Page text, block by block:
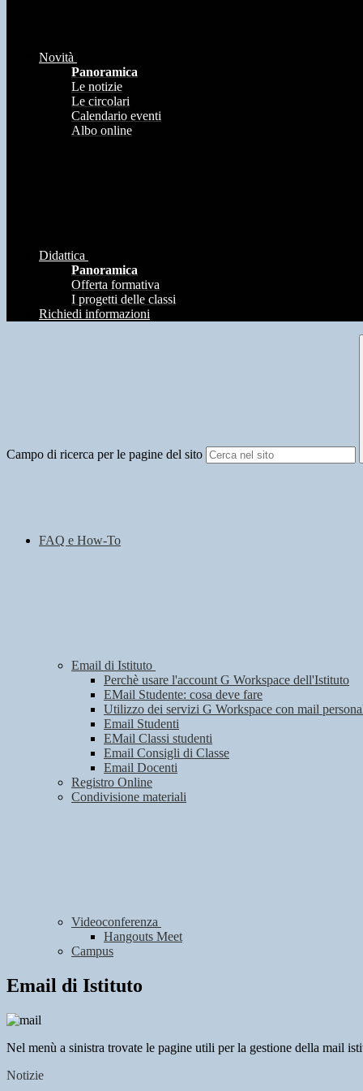
Novità
Panoramica
Le notizie
Le circolari
Calendario eventi
Albo online
Didattica
Panoramica
Offerta formativa
I progetti delle classi
Richiedi informazioni
Campo di ricerca per le pagine del sito
FAQ e How-To
Email di Istituto
Perchè usare l'account G Workspace dell'Istituto
EMail Studente: cosa deve fare
Utilizzo dei servizi G Workspace con mail
Email Studenti
EMail Classi studenti
Email Consigli di Classe
Email Docenti
Registro Online
Condivisione materiali
Videoconferenza
Hangouts Meet
Campus
Email di Istituto
Nel menù a sinistra trovate le pagine utili per la gestione della mail
Notizie